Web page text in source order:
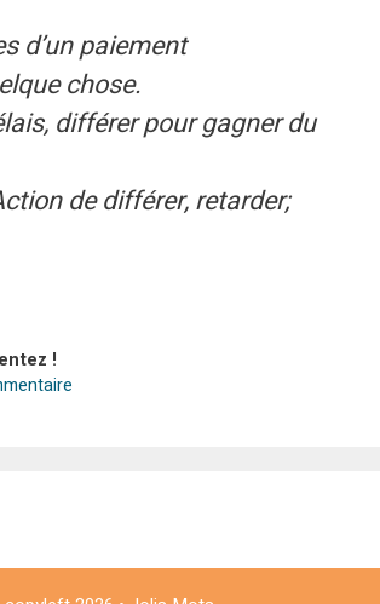
d’un paiement
chose.
différer pour gagner du
de différer, retarder;
!